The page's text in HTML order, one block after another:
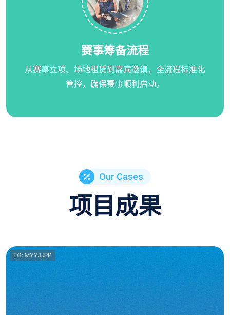
赛事筹备流程
从赛事立项、场地租赁到嘉宾邀请，全流程标准化
管控，确保赛事顺利启动。
Our Cases
项目成果